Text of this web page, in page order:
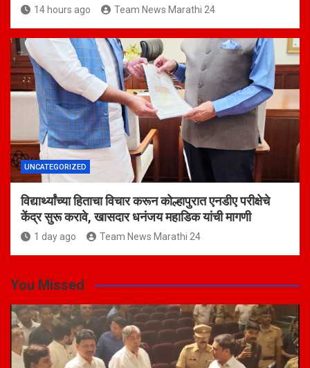
14 hours ago Team News Marathi 24
UNCATEGORIZED
विद्यार्थ्यांच्या हिताचा विचार करून कोल्हापुरात एनडीए परीक्षेचे
केंद्र सुरू करावे, खासदार धनंजय महाडिक यांची मागणी
1 day ago Team News Marathi 24
You Missed